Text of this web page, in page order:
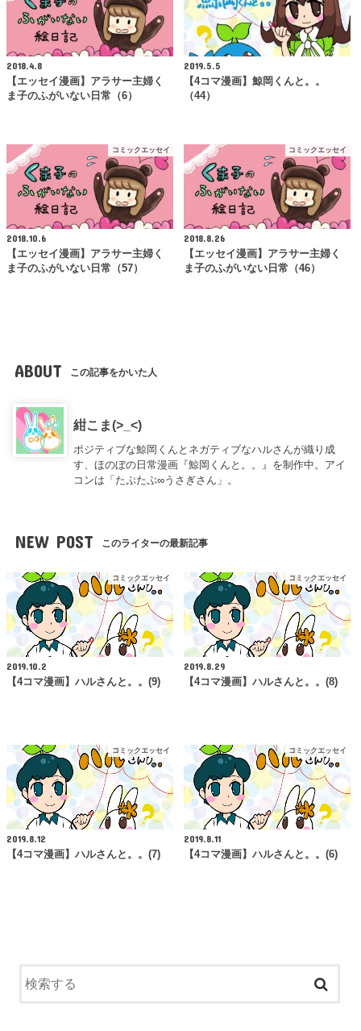
2018.4.8
【エッセイ漫画】アラサー主婦く
ま子のふがいない日常（6）
2019.5.5
【4コマ漫画】鯨岡くんと。。
（44）
コミックエッセイ
2018.10.6
【エッセイ漫画】アラサー主婦く
ま子のふがいない日常（57）
コミックエッセイ
2018.8.26
【エッセイ漫画】アラサー主婦く
ま子のふがいない日常（46）
ABOUT この記事をかいた人
紺こま(>_<)
ポジティブな鯨岡くんとネガティブなハルさんが織り成
す、ほのぼの日常漫画『鯨岡くんと。。』を制作中。アイ
コンは「たぷたぷ∞うさぎさん」。
NEW POST このライターの最新記事
コミックエッセイ
2019.10.2
【4コマ漫画】ハルさんと。。(9)
コミックエッセイ
2019.8.29
【4コマ漫画】ハルさんと。。(8)
コミックエッセイ
2019.8.12
【4コマ漫画】ハルさんと。。(7)
コミックエッセイ
2019.8.11
【4コマ漫画】ハルさんと。。(6)